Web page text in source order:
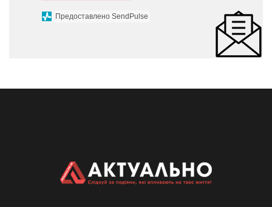
Предоставлено SendPulse